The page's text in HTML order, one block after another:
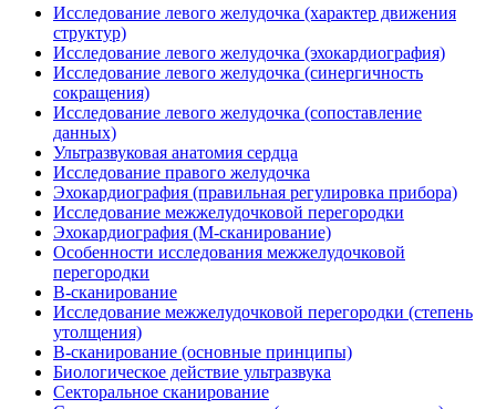
Исследование левого желудочка (характер движения
структур)
Исследование левого желудочка (эхокардиография)
Исследование левого желудочка (синергичность
сокращения)
Исследование левого желудочка (сопоставление
данных)
Ультразвуковая анатомия сердца
Исследование правого желудочка
Эхокардиография (правильная регулировка прибора)
Исследование межжелудочковой перегородки
Эхокардиография (М-сканирование)
Особенности исследования межжелудочковой
перегородки
В-сканирование
Исследование межжелудочковой перегородки (степень
утолщения)
В-сканирование (основные принципы)
Биологическое действие ультразвука
Секторальное сканирование